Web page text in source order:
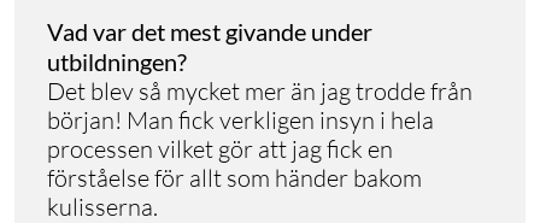
Vad var det mest givande under
utbildningen?
Det blev så mycket mer än jag trodde från
början! Man fick verkligen insyn i hela
processen vilket gör att jag fick en
förståelse för allt som händer bakom
kulisserna.